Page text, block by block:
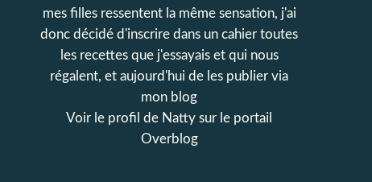
mes filles ressentent la même sensation, j'ai
donc décidé d'inscrire dans un cahier toutes
les recettes que j'essayais et qui nous
régalent, et aujourd'hui de les publier via
mon blog
Voir le profil de Natty sur le portail
Overblog